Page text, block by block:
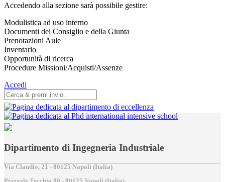
Accedendo alla sezione sarà possibile gestire:
Modulistica ad uso interno
Documenti del Consiglio e della Giunta
Prenotazioni Aule
Inventario
Opportunità di ricerca
Procedure Missioni/Acquisti/Assenze
Accedi
Dipartimento di Ingegneria Industriale
Via Claudio, 21 - 80125 Napoli (Italia)